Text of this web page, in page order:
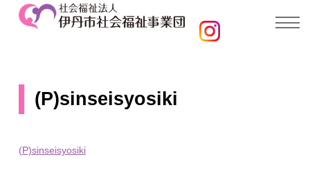
(P)sinseisyosiki
(P)sinseisyosiki